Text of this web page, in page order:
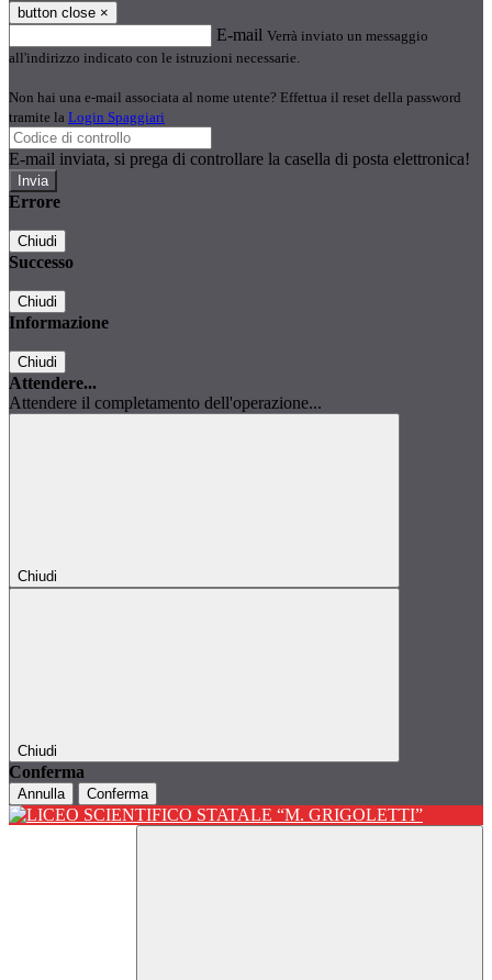
button close ×
E-mail Verrà inviato un messaggio
all'indirizzo indicato con le istruzioni necessarie.
Non hai una e-mail associata al nome utente? Effettua il reset della password
tramite la Login Spaggiari
E-mail inviata, si prega di controllare la casella di posta elettronica!
Errore
Chiudi
Successo
Chiudi
Informazione
Chiudi
Attendere...
Attendere il completamento dell'operazione...
Chiudi
Chiudi
Conferma
Annulla Conferma